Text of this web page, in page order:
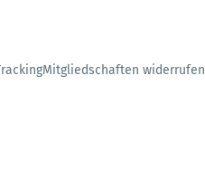
Mitgliedschaften widerrufen